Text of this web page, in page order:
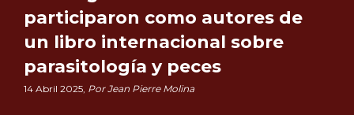
participaron como autores de
un libro internacional sobre
parasitología y peces
14 Abril 2025, Por Jean Pierre Molina